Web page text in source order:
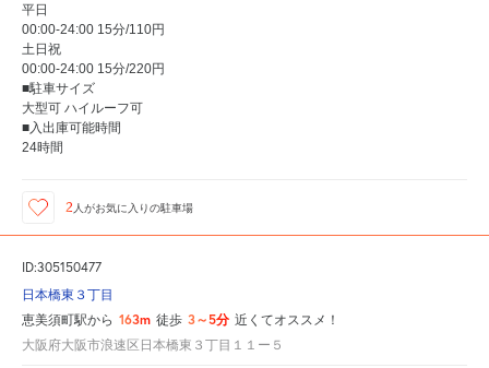
平日
00:00-24:00 15分/110円
土日祝
00:00-24:00 15分/220円
■駐車サイズ
大型可 ハイルーフ可
■入出庫可能時間
24時間
2 人がお気に入りの駐車場
ID:305150477
日本橋東３丁目
恵美須町駅から 163m 徒歩 3～5分 近くてオススメ！
大阪府大阪市浪速区日本橋東３丁目１１ー５